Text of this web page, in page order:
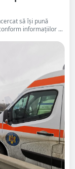
să își pună
informațiilor ...